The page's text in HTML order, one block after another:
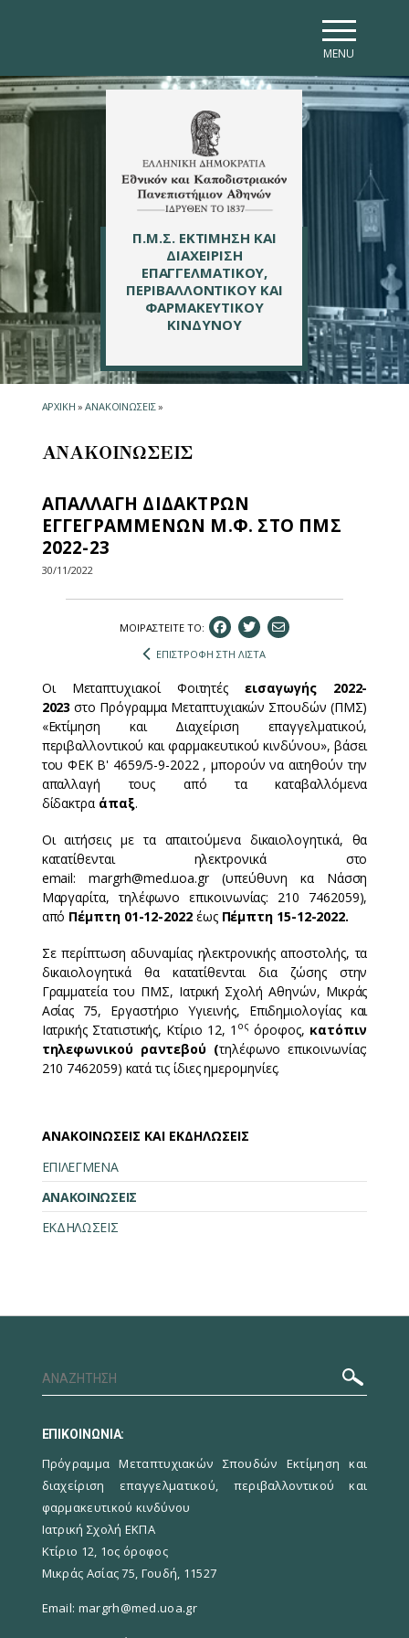
MENU
Π.Μ.Σ. ΕΚΤΙΜΗΣΗ ΚΑΙ
ΔΙΑΧΕΙΡΙΣΗ
ΕΠΑΓΓΕΛΜΑΤΙΚΟΥ,
ΠΕΡΙΒΑΛΛΟΝΤΙΚΟΥ ΚΑΙ
ΦΑΡΜΑΚΕΥΤΙΚΟΥ
ΚΙΝΔΥΝΟΥ
ΑΡΧΙΚΗ » ΑΝΑΚΟΙΝΩΣΕΙΣ»
ΑΝΑΚΟΙΝΩΣΕΙΣ
ΑΠΑΛΛΑΓΗ ΔΙΔΑΚΤΡΩΝ
ΕΓΓΕΓΡΑΜΜΕΝΩΝ Μ.Φ. ΣΤΟ ΠΜΣ
2022-23
30/11/2022
ΜΟΙΡΑΣΤEIΤΕ ΤΟ:
ΕΠΙΣΤΡΟΦΗ ΣΤΗ ΛΙΣΤΑ
Οι Μεταπτυχιακοί Φοιτητέςεισαγωγής 2022-
2023 στο Πρόγραμμα Μεταπτυχιακών Σπουδών (ΠΜΣ)
«Εκτίμηση και Διαχείριση επαγγελματικού,
περιβαλλοντικού και φαρμακευτικού κινδύνου», βάσει
του ΦΕΚ Β' 4659/5-9-2022 , μπορούν να αιτηθούν την
απαλλαγή τους από τα καταβαλλόμενα
δίδακτρα άπαξ.
Οι αιτήσεις με τα απαιτούμενα δικαιολογητικά, θα
κατατίθενται ηλεκτρονικά στο
email: margrh@med.uoa.gr (υπεύθυνη κα Νάσση
Μαργαρίτα, τηλέφωνο επικοινωνίας: 210 7462059),
από Πέμπτη 01-12-2022έως Πέμπτη 15-12-2022.
Σε περίπτωση αδυναμίας ηλεκτρονικής αποστολής, τα
δικαιολογητικά θα κατατίθενται δια ζώσης στην
Γραμματεία του ΠΜΣ, Ιατρική Σχολή Αθηνών, Μικράς
Ασίας 75, Εργαστήριο Υγιεινής, Επιδημιολογίας και
Ιατρικής Στατιστικής, Κτίριο 12, 1 ος όροφος, κατόπιν
τηλεφωνικού ραντεβού (τηλέφωνο επικοινωνίας:
210 7462059) κατά τις ίδιες ημερομηνίες.
ΑΝΑΚΟΙΝΩΣΕΙΣ ΚΑΙ ΕΚΔΗΛΩΣΕΙΣ
ΕΠΙΛΕΓΜΕΝΑ
ΑΝΑΚΟΙΝΩΣΕΙΣ
ΕΚΔΗΛΩΣΕΙΣ
ΕΠΙΚΟΙΝΩΝΙΑ:
Πρόγραμμα Μεταπτυχιακών Σπουδών Εκτίμηση και
διαχείριση επαγγελματικού, περιβαλλοντικού και
φαρμακευτικού κινδύνου
Ιατρική Σχολή ΕΚΠΑ
Κτίριο 12, 1ος όροφος
Μικράς Ασίας 75, Γουδή, 11527
Email: margrh@med.uoa.gr